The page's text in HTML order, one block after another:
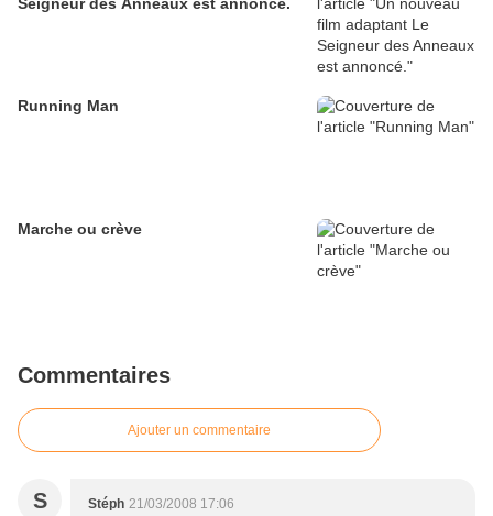
Running Man
Marche ou crève
Commentaires
Ajouter un commentaire
S Stéph 21/03/2008 17:06